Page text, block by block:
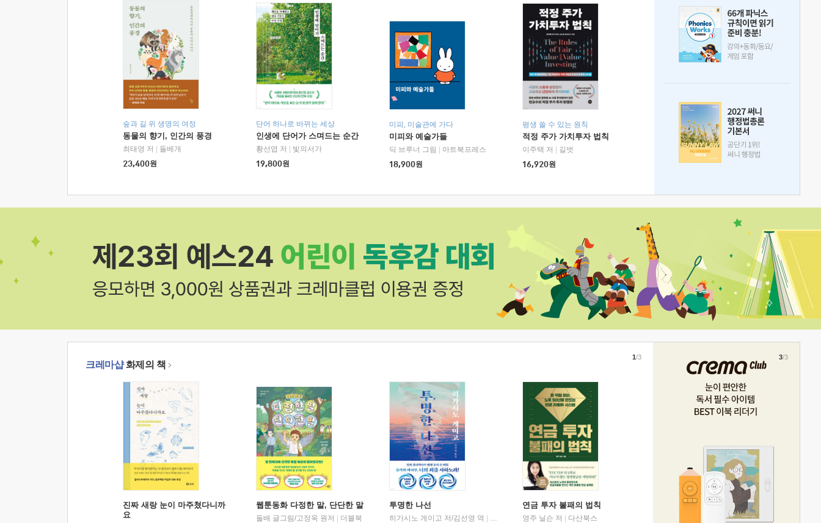
숲과 길 위 생명의 여정
동물의 향기, 인간의 풍경
최태영 저
돌베개
23,400원
단어 하나로 바뀌는 세상
인생에 단어가 스며드는 순간
황선엽 저
빛의서가
19,800원
미피, 미술관에 가다
미피와 예술가들
딕 브루너 그림
아트북프레스
18,900원
평생 쓸 수 있는 원칙
적정 주가 가치투자 법칙
이주택 저
길벗
16,920원
크레마샵화제의 책
진짜 새랑 눈이 마주쳤다니까
요
웹툰동화 다정한 말, 단단한 말
돌배 글그림/고정욱 원저
더블북
투명한 나선
히가시노 게이고 저/김선영 역
북다
연금 투자 불패의 법칙
영주 닐슨 저
다산북스
1/3 3/3